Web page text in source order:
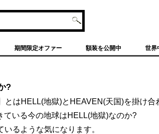
期間限定オファー 額装を公開中 世界
?
とはHELL(地獄)とHEAVEN(天国)を掛け合
いる今の地球はHELL(地獄)なのか?
るような気になります。